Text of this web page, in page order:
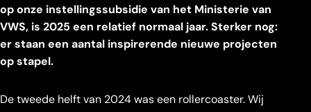
op onze instellingssubsidie van het Ministerie van
VWS, is 2025 een relatief normaal jaar. Sterker nog:
er staan een aantal inspirerende nieuwe projecten
op stapel.
De tweede helft van 2024 was een rollercoaster. Wij